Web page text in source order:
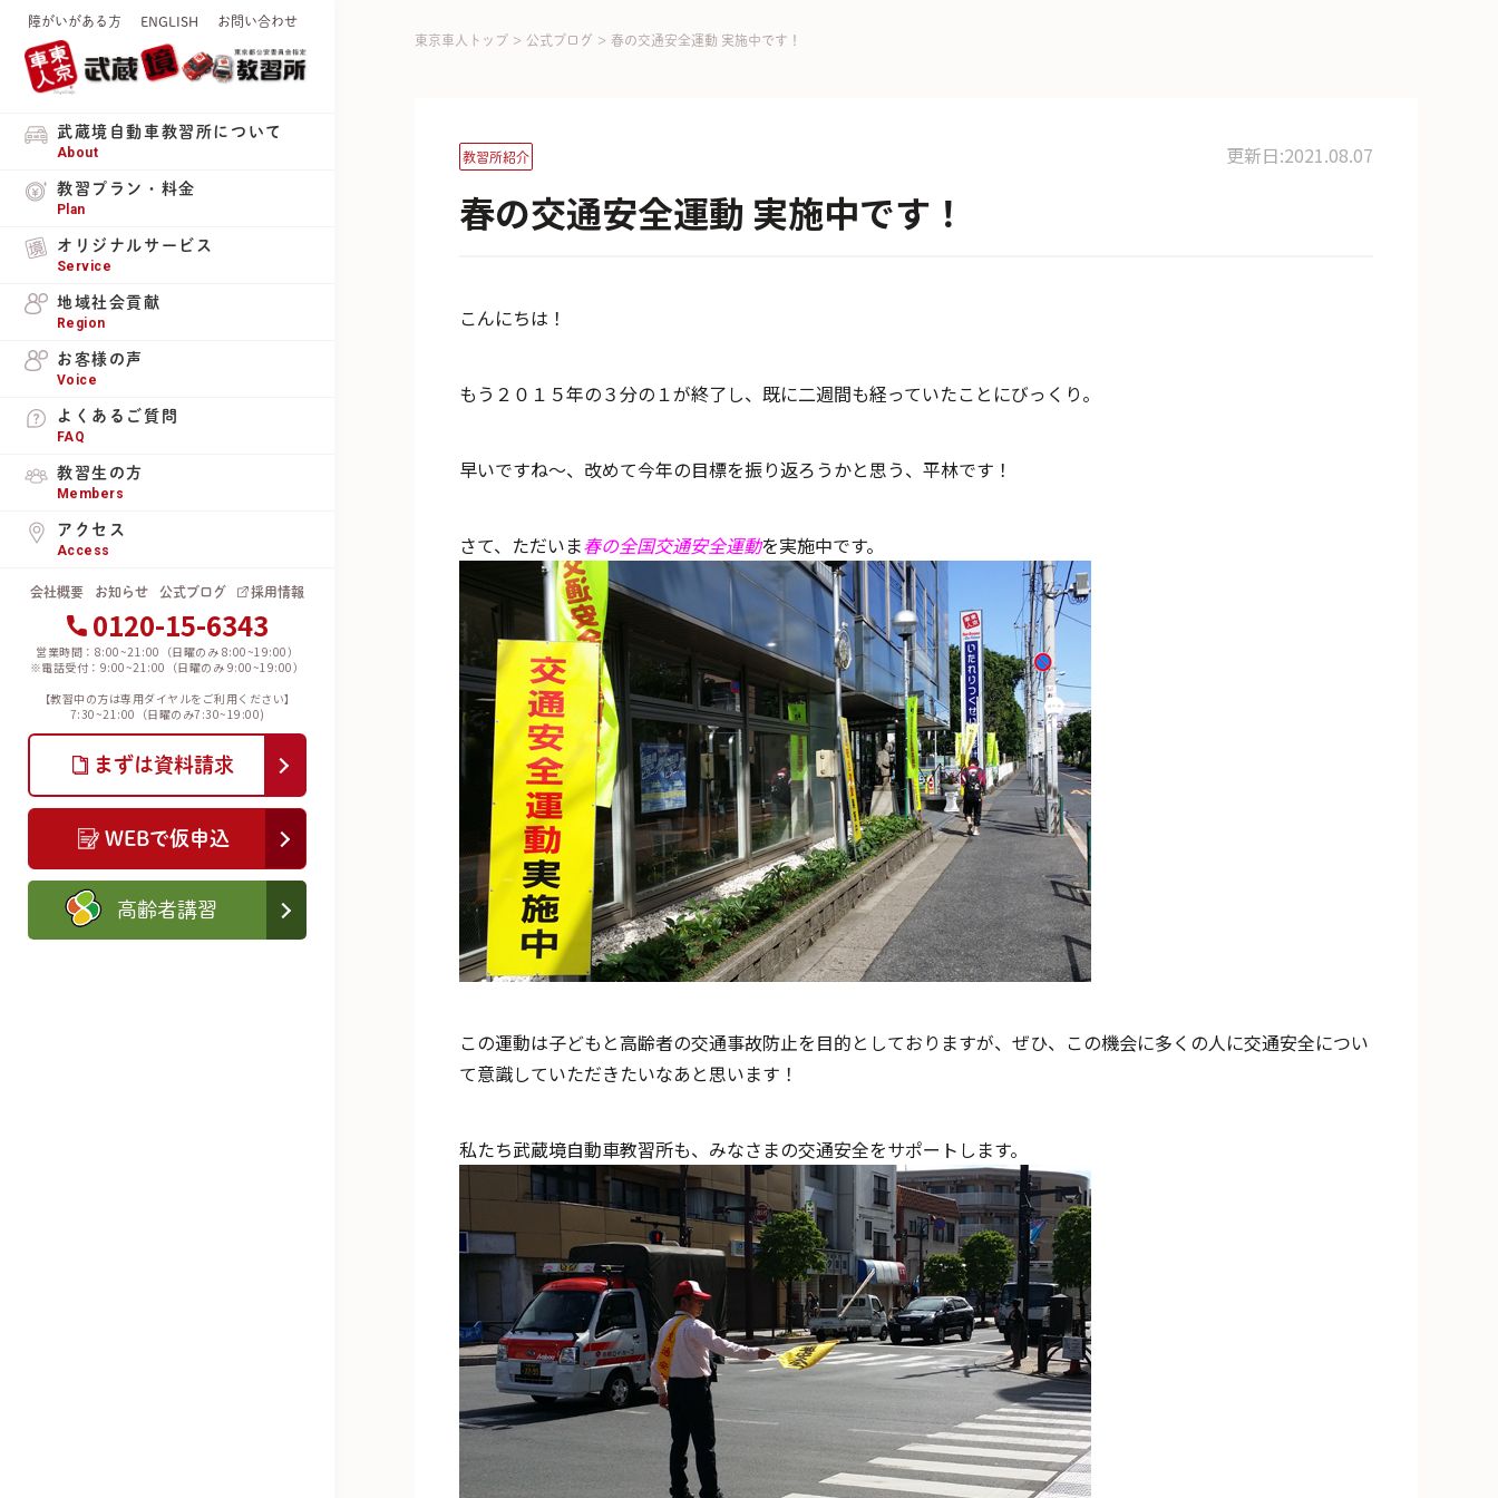
障がいがある方 ENGLISH お問い合わせ
武蔵境自動車教習所について
About
教習プラン・料金
Plan
オリジナルサービス
Service
地域社会貢献
Region
お客様の声
Voice
よくあるご質問
FAQ
教習生の方
Members
アクセス
Access
会社概要 お知らせ 公式ブログ 採用情報
0120-15-6343
営業時間：8:00~21:00（日曜のみ 8:00~19:00）
※電話受付：9:00~21:00（日曜のみ 9:00~19:00）
【教習中の方は専用ダイヤルをご利用ください】
7:30~21:00（日曜のみ7:30~19:00)
まずは資料請求
WEBで仮申込
高齢者講習
東京車人トップ > 公式ブログ > 春の交通安全運動 実施中です！
教習所紹介 更新日:2021.08.07
春の交通安全運動 実施中です！
こんにちは！
もう２０１５年の３分の１が終了し、既に二週間も経っていたことにびっくり。
早いですね～、改めて今年の目標を振り返ろうかと思う、平林です！
さて、ただいま春の全国交通安全運動を実施中です。
この運動は子どもと高齢者の交通事故防止を目的としておりますが、ぜひ、この機会に多くの人に交通安全につい
て意識していただきたいなあと思います！
私たち武蔵境自動車教習所も、みなさまの交通安全をサポートします。